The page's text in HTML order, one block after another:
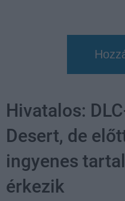
Hivatalos:
Desert, de
ingyenes
érkezik